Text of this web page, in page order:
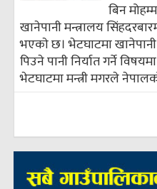
बिन
खानेपानी मन्त्रालय
भएकाे छ। भेटघाटमा
पिउने पानी निर्यात गर्ने
भेटघाटमा मन्त्री मगरले